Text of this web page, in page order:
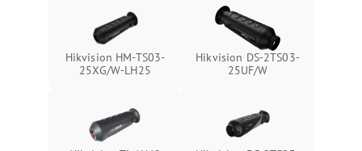
Hikvision HM-TS03-
25XG/W-LH25
Hikvision DS-2TS03-
25UF/W